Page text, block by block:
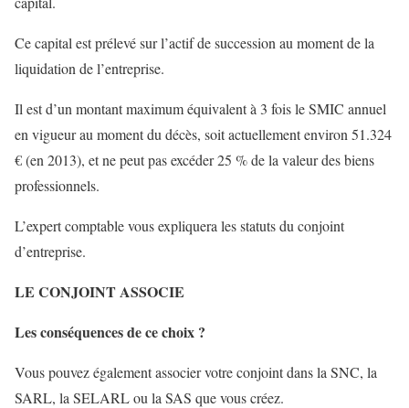
Ce capital est prélevé sur l’actif de succession au moment de la
liquidation de l’entreprise.
Il est d’un montant maximum équivalent à 3 fois le SMIC annuel
en vigueur au moment du décès, soit actuellement environ 51.324
€ (en 2013), et ne peut pas excéder 25 % de la valeur des biens
professionnels.
L’expert comptable vous expliquera les statuts du conjoint
d’entreprise.
LE CONJOINT ASSOCIE
Les conséquences de ce choix ?
Vous pouvez également associer votre conjoint dans la SNC, la
SARL, la SELARL ou la SAS que vous créez.